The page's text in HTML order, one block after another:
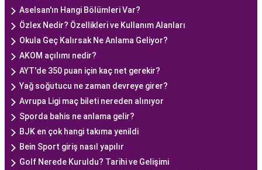
Aselsan'ın Hangi Bölümleri Var?
Özlex Nedir? Özellikleri ve Kullanım Alanları
Okula Geç Kalırsak Ne Anlama Geliyor?
AKOM açılımı nedir?
AYT'de 350 puan için kaç net gerekir?
Yağ soğutucu ne zaman devreye girer?
Avrupa Ligi maç bileti nereden alınıyor
Sporda bahis ne anlama gelir?
BJK en çok hangi takıma yenildi
Bein Sport giriş nasıl yapılır
Golf Nerede Kuruldu? Tarihi ve Gelişimi